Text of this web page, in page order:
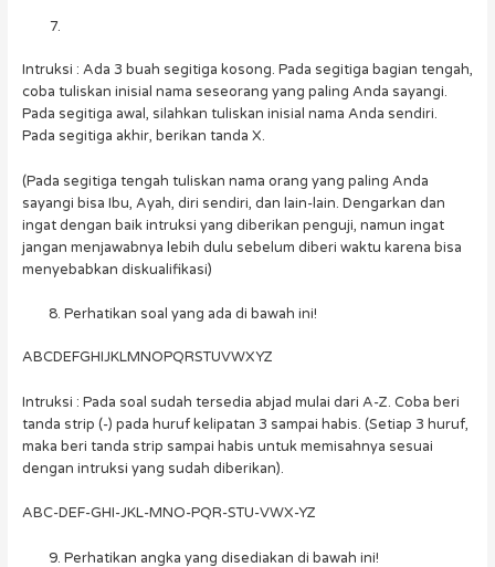
Intruksi : Ada 3 buah segitiga kosong. Pada segitiga bagian tengah,
coba tuliskan inisial nama seseorang yang paling Anda sayangi.
Pada segitiga awal, silahkan tuliskan inisial nama Anda sendiri.
Pada segitiga akhir, berikan tanda X.
(Pada segitiga tengah tuliskan nama orang yang paling Anda
sayangi bisa Ibu, Ayah, diri sendiri, dan lain-lain. Dengarkan dan
ingat dengan baik intruksi yang diberikan penguji, namun ingat
jangan menjawabnya lebih dulu sebelum diberi waktu karena bisa
menyebabkan diskualifikasi)
Perhatikan soal yang ada di bawah ini!
ABCDEFGHIJKLMNOPQRSTUVWXYZ
Intruksi : Pada soal sudah tersedia abjad mulai dari A-Z. Coba beri
tanda strip (-) pada huruf kelipatan 3 sampai habis. (Setiap 3 huruf,
maka beri tanda strip sampai habis untuk memisahnya sesuai
dengan intruksi yang sudah diberikan).
ABC-DEF-GHI-JKL-MNO-PQR-STU-VWX-YZ
Perhatikan angka yang disediakan di bawah ini!